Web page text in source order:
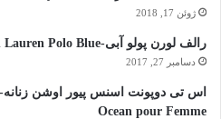
ژوئن 17, 2018
رالف لورن پولو آبی-Ralph Lauren Polo Blue
دسامبر 27, 2017
Ocean pour Femme